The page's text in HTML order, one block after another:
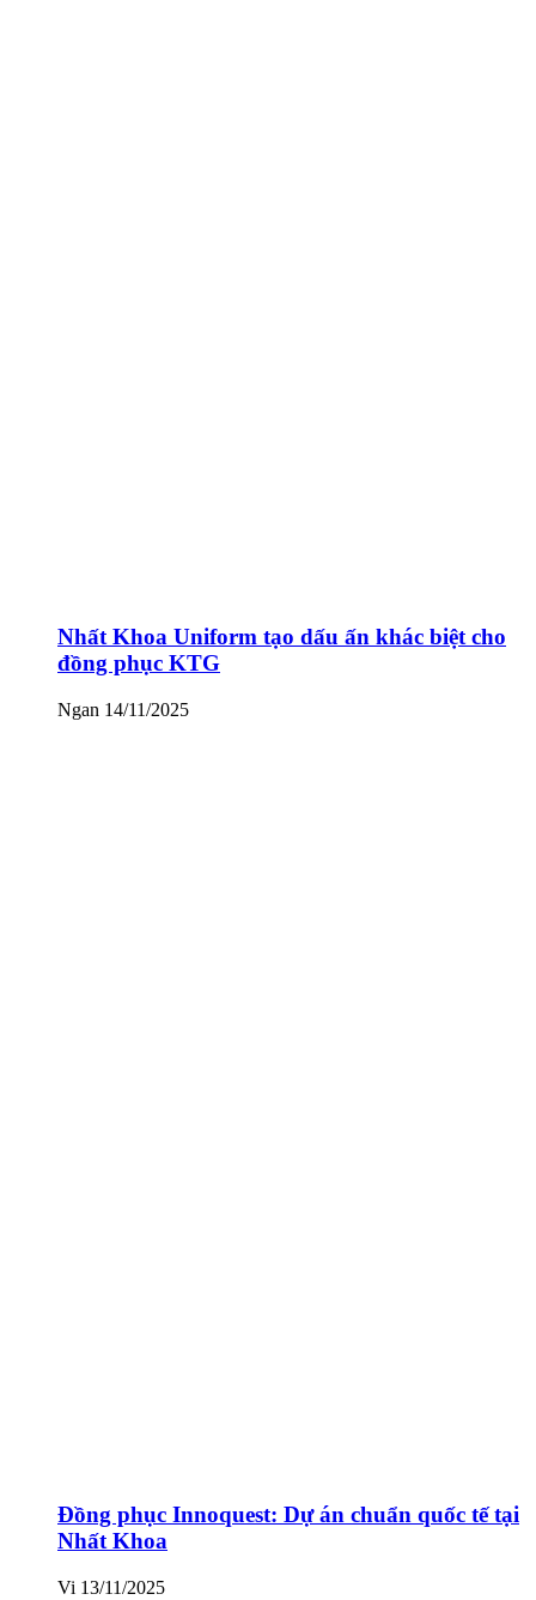
Nhất Khoa Uniform tạo dấu ấn khác biệt cho
đồng phục KTG
Ngan 14/11/2025
Đồng phục Innoquest: Dự án chuẩn quốc tế tại
Nhất Khoa
Vi 13/11/2025